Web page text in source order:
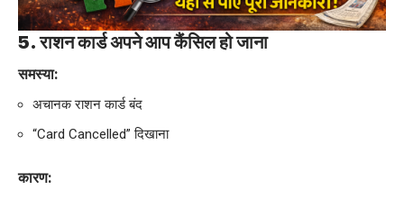
5. राशन कार्ड अपने आप कैंसिल हो जाना
समस्या:
अचानक राशन कार्ड बंद
“Card Cancelled” दिखाना
कारण: